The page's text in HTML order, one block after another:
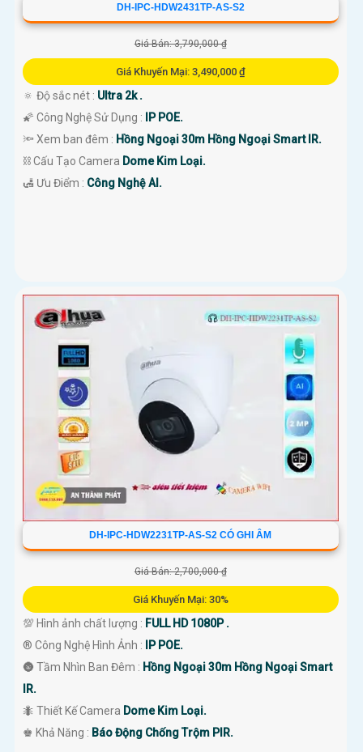
DH-IPC-HDW2431TP-AS-S2
Giá Bán: 3,790,000 ₫
Giá Khuyến Mại: 3,490,000 ₫
🔅 Độ sắc nét : Ultra 2k .
🌠 Công Nghệ Sử Dụng : IP POE.
🔦 Xem ban đêm : Hồng Ngoại 30m Hồng Ngoại Smart IR.
⛓ Cấu Tạo Camera Dome Kim Loại.
️🛃 Ưu Điểm : Công Nghệ AI.
DH-IPC-HDW2231TP-AS-S2 CÓ GHI ÂM
Giá Bán: 2,700,000 ₫
Giá Khuyến Mại: 30%
💯 Hình ảnh chất lượng : FULL HD 1080P .
®️ Công Nghệ Hình Ảnh :
IP POE.
🌚 Tầm Nhìn Ban Đêm : Hồng Ngoại 30m Hồng Ngoại Smart
IR.
🐜 Thiết Kế Camera Dome Kim Loại.
️♚ Khả Năng : Báo Động Chống Trộm PIR.